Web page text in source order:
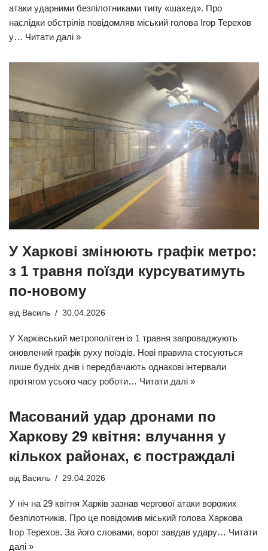
атаки ударними безпілотниками типу «шахед». Про
наслідки обстрілів повідомляв міський голова Ігор Терехов
у… Читати далі »
У Харкові змінюють графік метро:
з 1 травня поїзди курсуватимуть
по-новому
від Василь 30.04.2026
У Харківський метрополітен із 1 травня запроваджують
оновлений графік руху поїздів. Нові правила стосуються
лише будніх днів і передбачають однакові інтервали
протягом усього часу роботи… Читати далі »
Масований удар дронами по
Харкову 29 квітня: влучання у
кількох районах, є постраждалі
від Василь 29.04.2026
У ніч на 29 квітня Харків зазнав чергової атаки ворожих
безпілотників. Про це повідомив міський голова Харкова
Ігор Терехов. За його словами, ворог завдав удару… Читати
далі »